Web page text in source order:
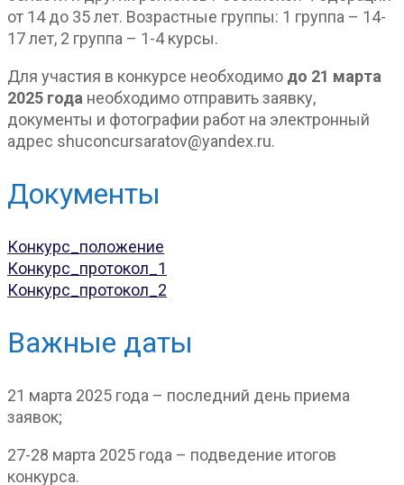
от 14 до 35 лет. Возрастные группы: 1 группа – 14-
17 лет, 2 группа – 1-4 курсы.
Для участия в конкурсе необходимо до 21 марта
2025 года необходимо отправить заявку,
документы и фотографии работ на электронный
адрес shuconcursaratov@yandex.ru.
Документы
Конкурс_положение
Конкурс_протокол_1
Конкурс_протокол_2
Важные даты
21 марта 2025 года – последний день приема
заявок;
27-28 марта 2025 года – подведение итогов
конкурса.